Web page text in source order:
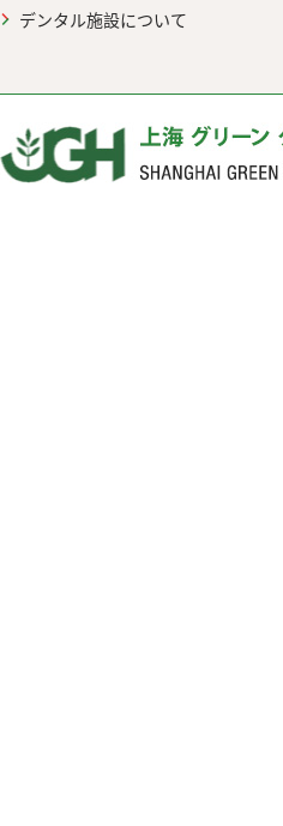
デンタル施設について